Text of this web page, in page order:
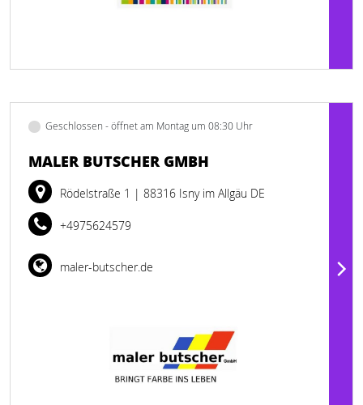
Geschlossen - öffnet am Montag um 08:30 Uhr
MALER BUTSCHER GMBH
Rödelstraße 1 | 88316 Isny im Allgäu DE
+4975624579
maler-butscher.de